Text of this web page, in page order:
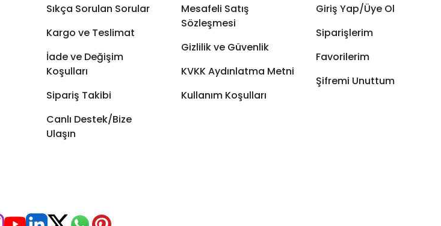
Sıkça Sorulan Sorular
Kargo ve Teslimat
İade ve Değişim
Koşulları
Sipariş Takibi
Canlı Destek/Bize
Ulaşın
Mesafeli Satış
Sözleşmesi
Gizlilik ve Güvenlik
KVKK Aydınlatma Metni
Kullanım Koşulları
Giriş Yap/Üye Ol
Siparişlerim
Favorilerim
Şifremi Unuttum